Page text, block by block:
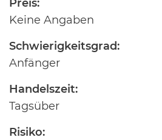
Preis:
Keine Angaben
Schwierigkeitsgrad:
Anfänger
Handelszeit:
Tagsüber
Risiko: